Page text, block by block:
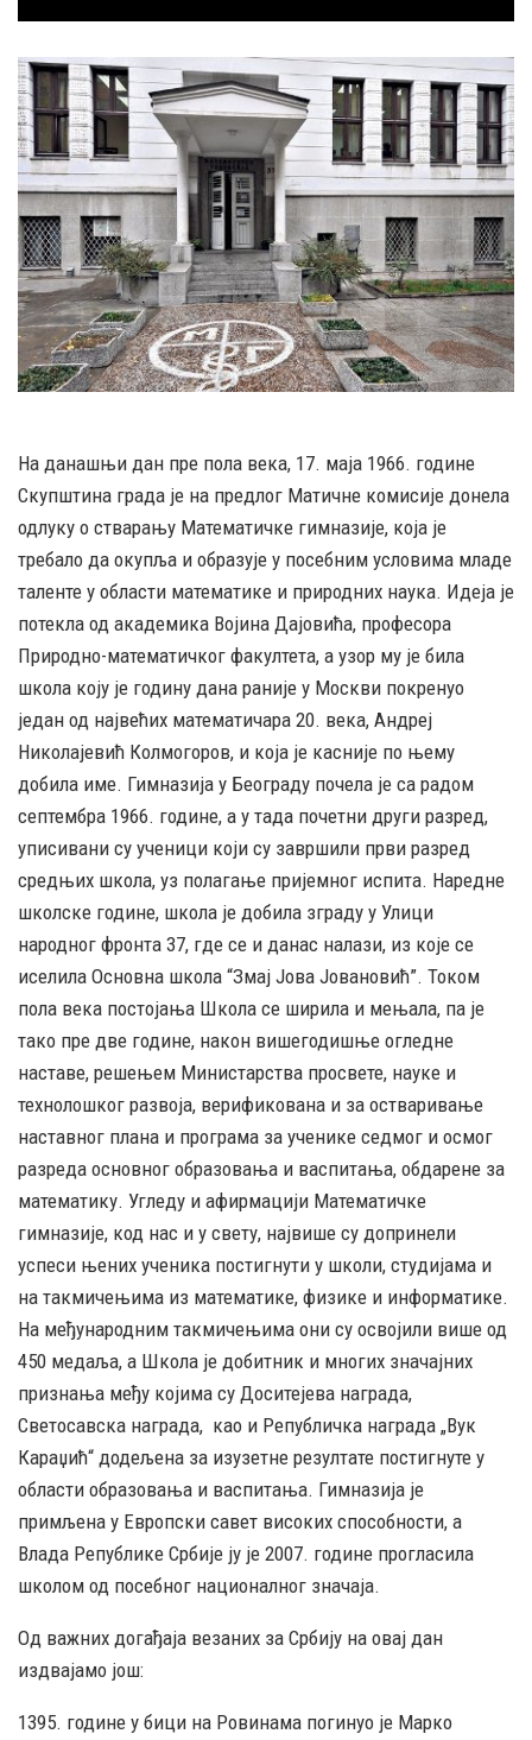
На данашњи дан пре пола века, 17. маја 1966. године
Скупштина града је на предлог Матичне комисије донела
одлуку о стварању Математичке гимназије, која је
требало да окупља и образује у посебним условима младе
таленте у области математике и природних наука. Идеја је
потекла од академика Војина Дајовића, професора
Природно-математичког факултета, а узор му је била
школа коју је годину дана раније у Москви покренуо
један од највећих математичара 20. века, Андреј
Николајевић Колмогоров, и која је касније по њему
добила име. Гимназија у Београду почела је са радом
септембра 1966. године, а у тада почетни други разред,
уписивани су ученици који су завршили први разред
средњих школа, уз полагање пријемног испита. Наредне
школске године, школа је добила зграду у Улици
народног фронта 37, где се и данас налази, из које се
иселила Основна школа “Змај Јова Јовановић”. Током
пола века постојања Школа се ширила и мењала, па је
тако пре две године, након вишегодишње огледне
наставе, решењем Министарства просвете, науке и
технолошког развоја, верификована и за остваривање
наставног плана и програма за ученике седмог и осмог
разреда основног образовања и васпитања, обдарене за
математику. Угледу и афирмацији Математичке
гимназије, код нас и у свету, највише су допринели
успеси њених ученика постигнути у школи, студијама и
на такмичењима из математике, физике и информатике.
На међународним такмичењима они су освојили више од
450 медаља, а Школа је добитник и многих значајних
признања међу којима су Доситејева награда,
Светосавска награда, као и Републичка награда „Вук
Караџић“ додељена за изузетне резултате постигнуте у
области образовања и васпитања. Гимназија је
примљена у Европски савет високих способности, а
Влада Републике Србије ју је 2007. године прогласила
школом од посебног националног значаја.
Од важних догађаја везаних за Србију на овај дан
издвајамо још:
1395. године у бици на Ровинама погинуо је Марко